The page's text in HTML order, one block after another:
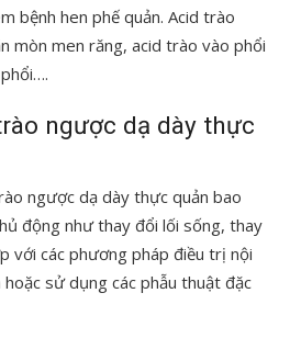
bệnh hen phế quản. Acid trào
mòn men răng, acid trào vào phổi
ngược dạ dày thực
ngược dạ dày thực quản bao
động như thay đổi lối sống, thay
với các phương pháp điều trị nội
sử dụng các phẫu thuật đặc